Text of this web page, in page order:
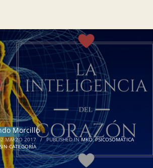
Morcillo
MARZO 2017 / PUBLISHED INMKO,PSICOSOMÁTICA
SIN CATEGORÍA